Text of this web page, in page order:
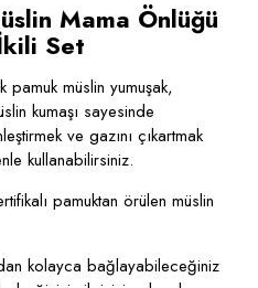
Mama Önlüğü
Set
pamuk müslin yumuşak,
kumaşı sayesinde
ve gazını çıkartmak
kullanabilirsiniz.
pamuktan örülen müslin
kolayca bağlayabileceğiniz